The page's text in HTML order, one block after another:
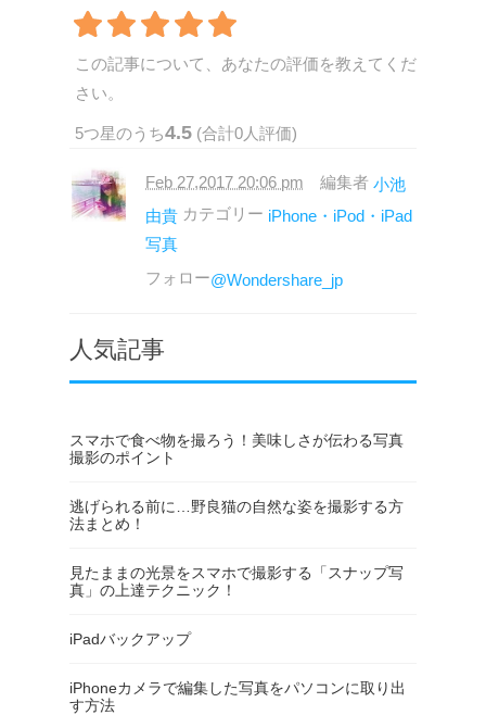
この記事について、あなたの評価を教えてくだ
さい。
5つ星のうち4.5 (合計0 人評価)
Feb 27,2017 20:06 pm 編集者 小池
由貴 カテゴリー iPhone・iPod・iPad
写真
フォロー@Wondershare_jp
人気記事
スマホで食べ物を撮ろう！美味しさが伝わる写真
撮影のポイント
逃げられる前に…野良猫の自然な姿を撮影する方
法まとめ！
見たままの光景をスマホで撮影する「スナップ写
真」の上達テクニック！
iPadバックアップ
iPhoneカメラで編集した写真をパソコンに取り出
す方法